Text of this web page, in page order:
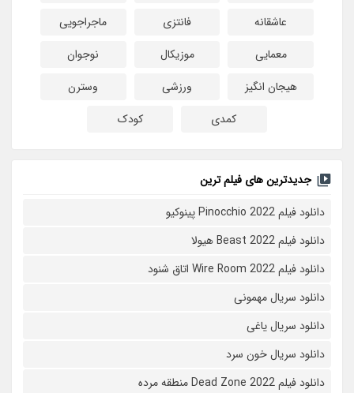
عاشقانه
فانتزی
ماجراجویی
معمایی
موزیکال
نوجوان
هیجان انگیز
ورزشی
وسترن
کمدی
کودک
جدیدترین های فیلم ترین
دانلود فیلم Pinocchio 2022 پینوکیو
دانلود فیلم Beast 2022 هیولا
دانلود فیلم Wire Room 2022 اتاق شنود
دانلود سریال مهمونی
دانلود سریال یاغی
دانلود سریال خون سرد
دانلود فیلم 2022 Dead Zone منطقه مرده